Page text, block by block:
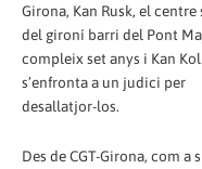
Girona, Kan Rusk, el centre
del gironí barri del Pont
compleix set anys i Kan
s’enfronta a un judici per
desallatjor-los.
Des de CGT-Girona, com a